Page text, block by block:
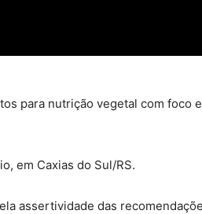
para nutrição vegetal com foco
em Caxias do Sul/RS.
assertividade das